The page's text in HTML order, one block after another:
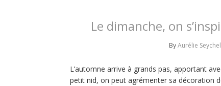
Le dimanche, on
ByAurélie
L’automne arrive à grands pas, apportant
petit nid, on peut agrémenter sa décoration